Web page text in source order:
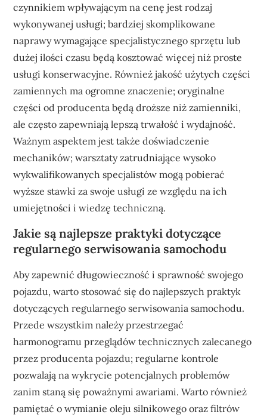
czynnikiem wpływającym na cenę jest rodzaj
wykonywanej usługi; bardziej skomplikowane
naprawy wymagające specjalistycznego sprzętu lub
dużej ilości czasu będą kosztować więcej niż proste
usługi konserwacyjne. Również jakość użytych części
zamiennych ma ogromne znaczenie; oryginalne
części od producenta będą droższe niż zamienniki,
ale często zapewniają lepszą trwałość i wydajność.
Ważnym aspektem jest także doświadczenie
mechaników; warsztaty zatrudniające wysoko
wykwalifikowanych specjalistów mogą pobierać
wyższe stawki za swoje usługi ze względu na ich
umiejętności i wiedzę techniczną.
Jakie są najlepsze praktyki dotyczące
regularnego serwisowania samochodu
Aby zapewnić długowieczność i sprawność swojego
pojazdu, warto stosować się do najlepszych praktyk
dotyczących regularnego serwisowania samochodu.
Przede wszystkim należy przestrzegać
harmonogramu przeglądów technicznych zalecanego
przez producenta pojazdu; regularne kontrole
pozwalają na wykrycie potencjalnych problemów
zanim staną się poważnymi awariami. Warto również
pamiętać o wymianie oleju silnikowego oraz filtrów